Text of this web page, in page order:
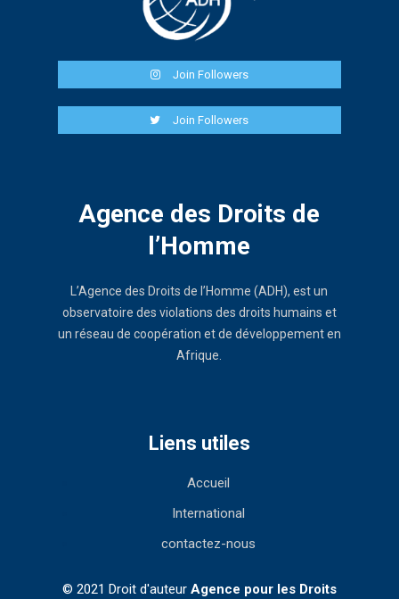
Join Followers
Join Followers
Agence des Droits de
l’Homme
L’Agence des Droits de l’Homme (ADH), est un
observatoire des violations des droits humains et
un réseau de coopération et de développement en
Afrique.
Liens utiles
Accueil
International
contactez-nous
© 2021 Droit d'auteur Agence pour les Droits